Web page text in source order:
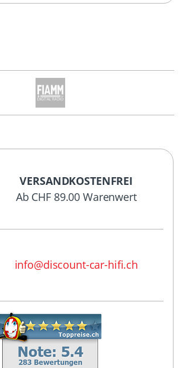
VERSANDKOSTENFREI
Ab CHF 89.00 Warenwert
info@discount-car-hifi.ch